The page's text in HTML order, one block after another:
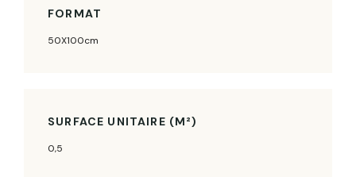
FORMAT
50X100cm
SURFACE UNITAIRE (M²)
0,5